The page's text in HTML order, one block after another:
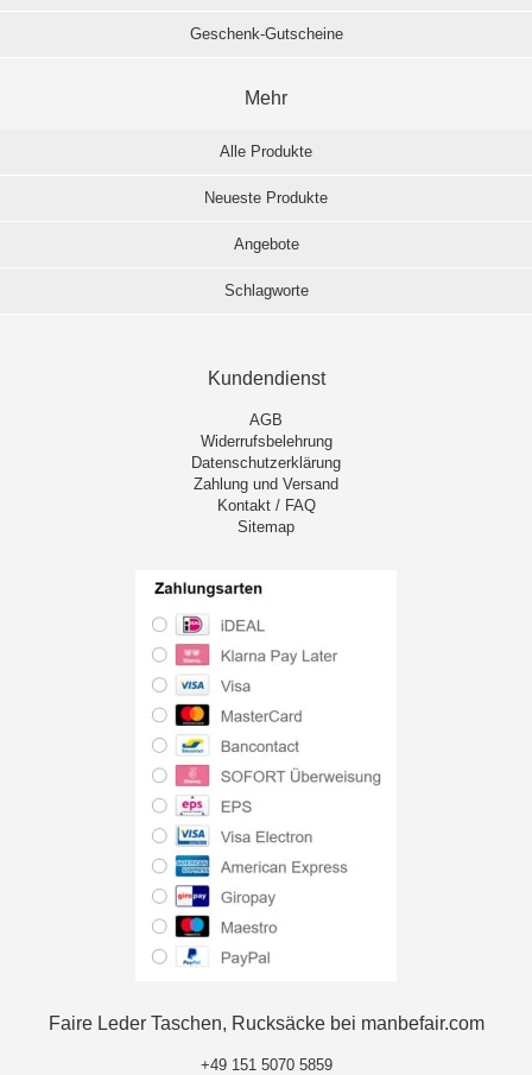
Geschenk-Gutscheine
Mehr
Alle Produkte
Neueste Produkte
Angebote
Schlagworte
Kundendienst
AGB
Widerrufsbelehrung
Datenschutzerklärung
Zahlung und Versand
Kontakt / FAQ
Sitemap
Faire Leder Taschen, Rucksäcke bei manbefair.com
+49 151 5070 5859